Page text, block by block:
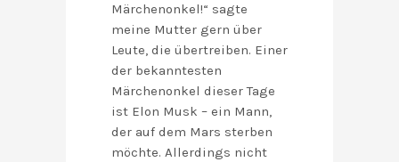
Märchenonkel!“ sagte
meine Mutter gern über
Leute, die übertreiben. Einer
der bekanntesten
Märchenonkel dieser Tage
ist Elon Musk – ein Mann,
der auf dem Mars sterben
möchte. Allerdings nicht